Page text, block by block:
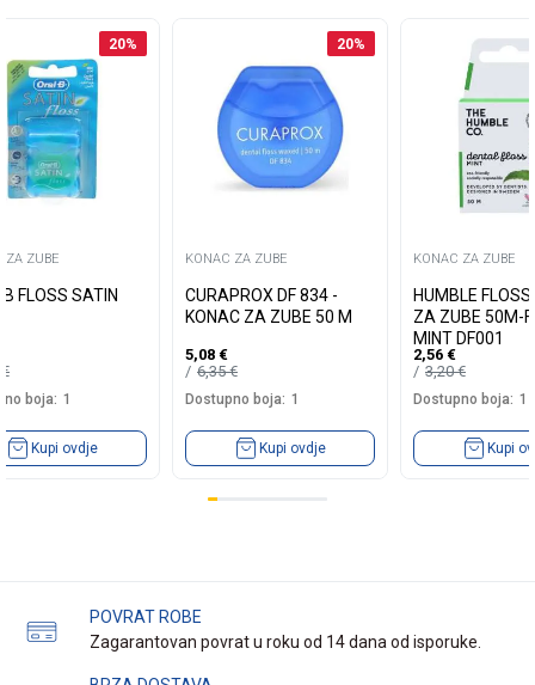
20%
ZA ZUBE
FLOSS SATIN
€
boja: 1
Kupi ovdje
20%
KONAC ZA ZUBE
CURAPROX DF 834 -
KONAC ZA ZUBE 50 M
5,08 €
6,35€
Dostupno boja: 1
Kupi ovdje
KONAC ZA ZUBE
HUMBLE
ZA ZUBE 50M-
MINT DF001
2,56 €
3,20€
Dostupno boja: 1
Kupi
POVRAT ROBE
Zagarantovan povrat u roku od 14 dana od isporuke.